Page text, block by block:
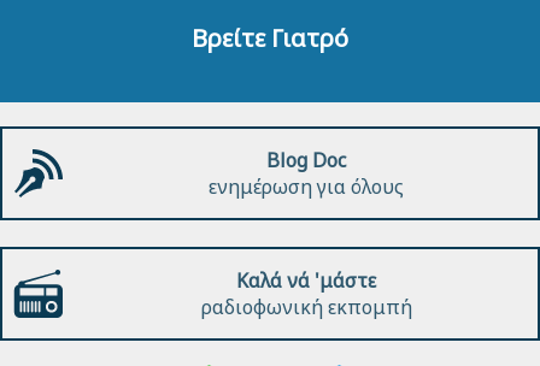
Βρείτε Γιατρό
Blog Doc
ενημέρωση για όλους
Καλά νά 'μάστε
ραδιοφωνική εκπομπή